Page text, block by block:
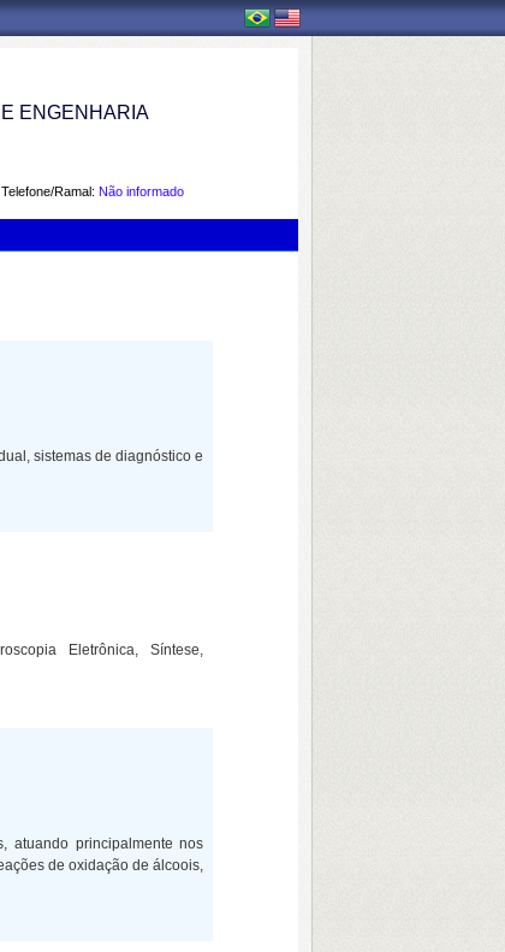
ENGENHARIA
Telefone/Ramal: Não informado
sistemas de diagnóstico e
Eletrônica, Síntese,
atuando principalmente nos
de oxidação de álcoois,